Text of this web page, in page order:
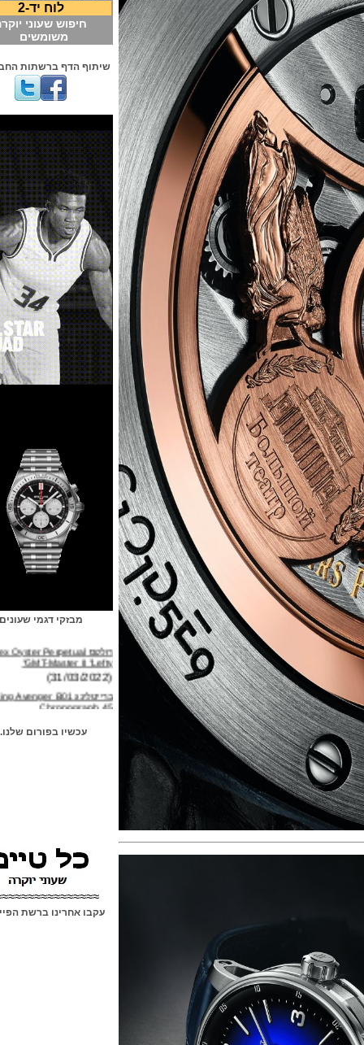
לוח יד-2
חיפוש שעוני יוקרה
משומשים
שיתוף הדף ברשתות החברתיות
מבזקי דגמי שעונים
GMT-Master II "Lefty"
ברייטלינג Breitling Avenger B01
Chronograph 45
Date Cervo Volante
(14/01/2022)
Speedmaster Caliber 321
Canopus Gold
(05/01/2022)
Constantin les Cabinotiers
עכשיו בפורום שלנו...
≈≈≈≈≈≈≈≈≈≈≈≈≈≈≈≈≈≈
עקבו אחרינו ברשת הפייסבוק